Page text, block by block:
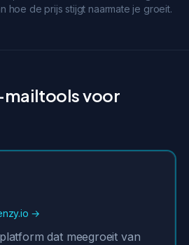
hoe de prijs stijgt naarmate je groeit.
mailtools voor
→
dat meegroeit van